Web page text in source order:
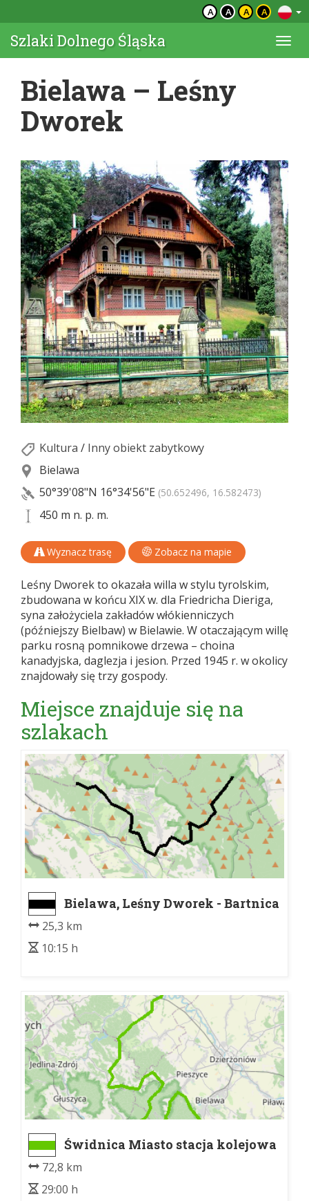
A A A A
Szlaki Dolnego Śląska
Bielawa – Leśny
Dworek
Kultura / Inny obiekt zabytkowy
Bielawa
50°39'08"N 16°34'56"E (50.652496, 16.582473)
450 m n. p. m.
Wyznacz trasę Zobacz na mapie
Leśny Dworek to okazała willa w stylu tyrolskim,
zbudowana w końcu XIX w. dla Friedricha Dieriga,
syna założyciela zakładów włókienniczych
(późniejszy Bielbaw) w Bielawie. W otaczającym willę
parku rosną pomnikowe drzewa – choina
kanadyjska, daglezja i jesion. Przed 1945 r. w okolicy
znajdowały się trzy gospody.
Miejsce znajduje się na
szlakach
Bielawa, Leśny Dworek - Bartnica
stacja kolejowa
25,3 km
10:15 h
Świdnica Miasto stacja kolejowa
72,8 km
29:00 h